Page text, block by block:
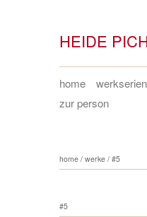
HEIDE
home werkserien
zur person
home / werke / #5
#5